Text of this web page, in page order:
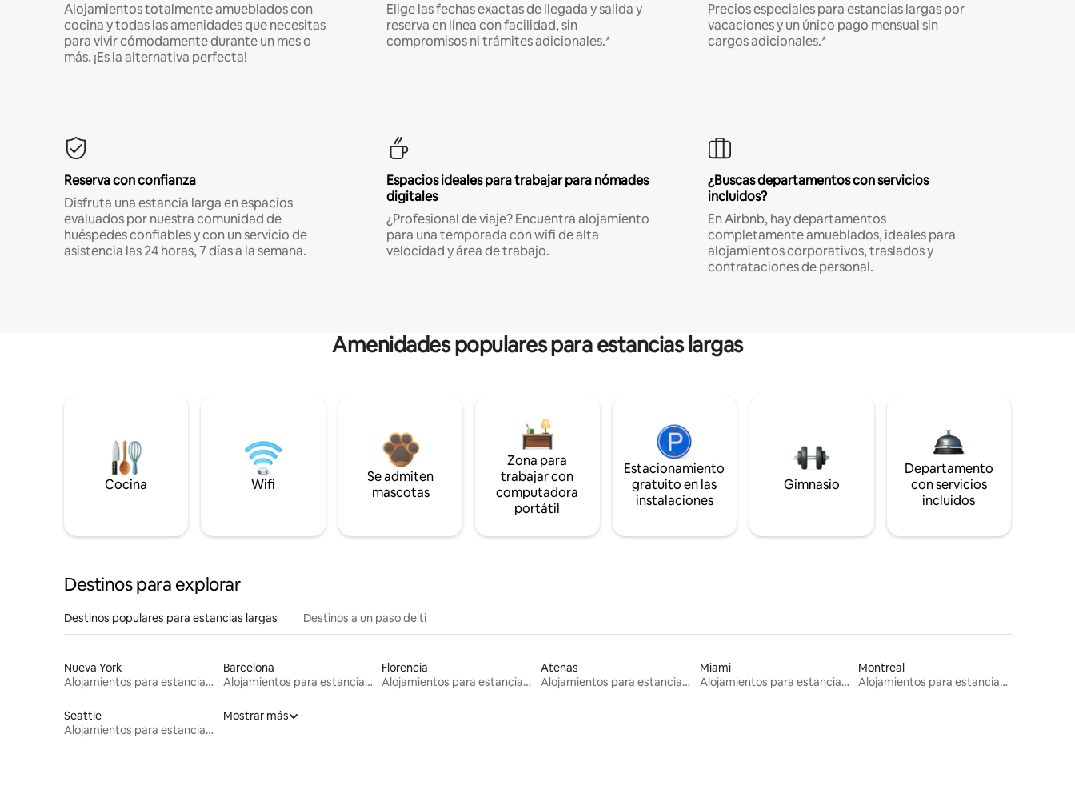
Alojamientos totalmente amueblados con
cocina y todas las amenidades que necesitas
para vivir cómodamente durante un mes o
más. ¡Es la alternativa perfecta!
Elige las fechas exactas de llegada y salida y
reserva en línea con facilidad, sin
compromisos ni trámites adicionales.*
Precios especiales para estancias largas por
vacaciones y un único pago mensual sin
cargos adicionales.*
Reserva con confianza
Disfruta una estancia larga en espacios
evaluados por nuestra comunidad de
huéspedes confiables y con un servicio de
asistencia las 24 horas, 7 días a la semana.
Espacios ideales para trabajar para nómades
digitales
¿Profesional de viaje? Encuentra alojamiento
para una temporada con wifi de alta
velocidad y área de trabajo.
¿Buscas departamentos con servicios
incluidos?
En Airbnb, hay departamentos
completamente amueblados, ideales para
alojamientos corporativos, traslados y
contrataciones de personal.
Amenidades populares para estancias largas
Cocina Wifi
Se admiten
mascotas
Zona para
trabajar con
computadora
portátil
Estacionamiento
gratuito en las
instalaciones
Gimnasio
Departamento
con servicios
incluidos
Destinos para explorar
Destinos populares para estancias largas Destinos a un paso de ti
Nueva York
Alojamientos para estancias largas
Barcelona
Alojamientos para estancias largas
Florencia
Alojamientos para estancias largas
Atenas
Alojamientos para estancias largas
Miami
Alojamientos para estancias largas
Montreal
Alojamientos para estancias largas
Seattle
Alojamientos para estancias largas
Mostrar más